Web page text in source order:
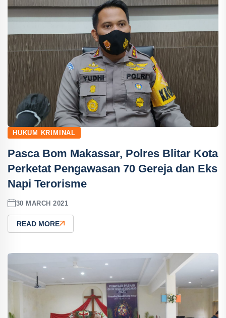
HUKUM KRIMINAL
Pasca Bom Makassar, Polres Blitar Kota
Perketat Pengawasan 70 Gereja dan Eks
Napi Terorisme
30 MARCH 2021
READ MORE